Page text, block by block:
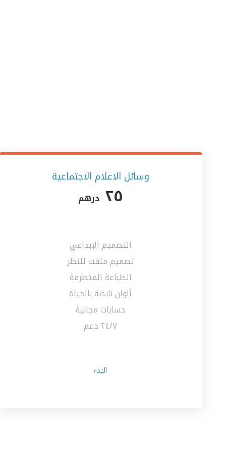
وسائل الاعلام الاجتماعية
٢٥ درهم
التصميم الإبداعي
تصميم ملفت للنظر
الطباعة المتطرفة
ألوان نابضة بالحياة
حسابات مجانية
٢٤/٧ دعم
البدء